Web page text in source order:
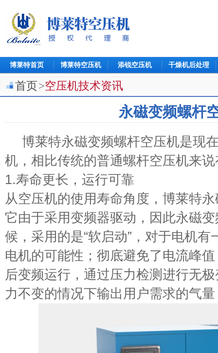
博莱特首页 博莱特空压机 添锐空压机 干燥机后处理
首页>空压机技术资讯
永磁变频螺杆
博莱特永磁变频螺杆空压机是现
机，相比传统的普通螺杆空压机来
1.寿命更长，运行可靠
从空压机的使用寿命角度，博莱特
它由于采用变频器驱动，因此永磁
候，采用的是“软启动”，对于电机
电机的可能性；彻底避免了电流峰
后变频运行，通过压力检测进行无
力不变的情况下输出用户需求的气